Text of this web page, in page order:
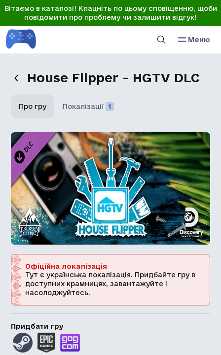
Вітаємо в каталозі! Клацніть по цьому сповіщенню, щоби
повідомити про проблему чи залишити відгук!
Меню
House Flipper - HGTV DLC
Про гру Локалізації 1
Офіційна локалізація
Тут є українська локалізація. Придбайте гру в
доступних крамницях, завантажуйте і
насолоджуйтесь.
Придбати гру